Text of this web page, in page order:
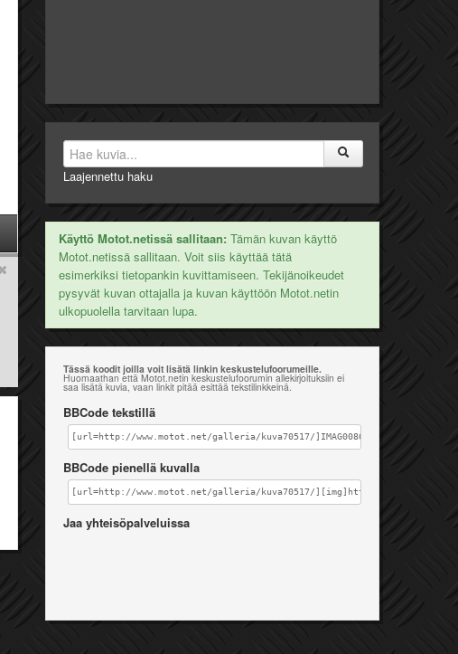
Laajennettu haku
Käyttö Motot.netissä sallitaan: Tämän kuvan käyttö
Motot.netissä sallitaan. Voit siis käyttää tätä
esimerkiksi tietopankin kuvittamiseen. Tekijänoikeudet
pysyvät kuvan ottajalla ja kuvan käyttöön Motot.netin
ulkopuolella tarvitaan lupa.
Tässä koodit joilla voit lisätä linkin keskustelufoorumeille.
Huomaathan että Motot.netin keskustelufoorumin allekirjoituksiin ei
saa lisätä kuvia, vaan linkit pitää esittää tekstilinkkeinä.
BBCode tekstillä
[url=http://www.motot.net/galleria/kuva70517/]IMAG0086[/url]
BBCode pienellä kuvalla
[url=http://www.motot.net/galleria/kuva70517/][img]http://
Jaa yhteisöpalveluissa